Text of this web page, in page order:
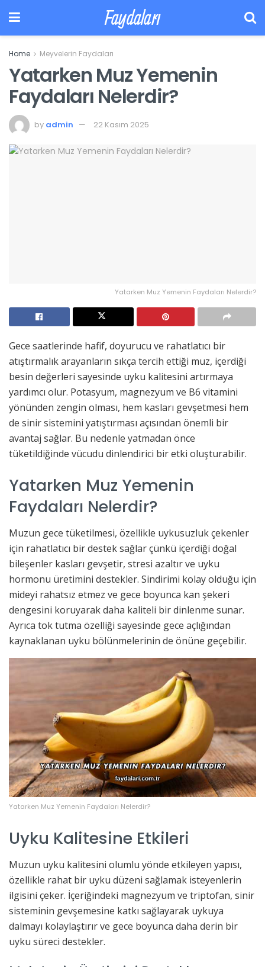
Faydaları
Home Meyvelerin Faydaları
Yatarken Muz Yemenin
Faydaları Nelerdir?
by admin 22 Kasım 2025
Yatarken Muz Yemenin Faydaları Nelerdir?
Gece saatlerinde hafif, doyurucu ve rahatlatıcı bir
atıştırmalık arayanların sıkça tercih ettiği muz, içerdiği
besin değerleri sayesinde uyku kalitesini artırmaya
yardımcı olur. Potasyum, magnezyum ve B6 vitamini
yönünden zengin olması, hem kasları gevşetmesi hem
de sinir sistemini yatıştırması açısından önemli bir
avantaj sağlar. Bu nedenle yatmadan önce
tüketildiğinde vücudu dinlendirici bir etki oluşturabilir.
Yatarken Muz Yemenin
Faydaları Nelerdir?
Muzun gece tüketilmesi, özellikle uykusuzluk çekenler
için rahatlatıcı bir destek sağlar çünkü içerdiği doğal
bileşenler kasları gevşetir, stresi azaltır ve uyku
hormonu üretimini destekler. Sindirimi kolay olduğu için
mideyi rahatsız etmez ve gece boyunca kan şekeri
dengesini koruyarak daha kaliteli bir dinlenme sunar.
Ayrıca tok tutma özelliği sayesinde gece açlığından
kaynaklanan uyku bölünmelerinin de önüne geçebilir.
Yatarken Muz Yemenin Faydaları Nelerdir?
Uyku Kalitesine Etkileri
Muzun uyku kalitesini olumlu yönde etkileyen yapısı,
özellikle rahat bir uyku düzeni sağlamak isteyenlerin
ilgisini çeker. İçeriğindeki magnezyum ve triptofan, sinir
sisteminin gevşemesine katkı sağlayarak uykuya
dalmayı kolaylaştırır ve gece boyunca daha derin bir
uyku süreci destekler.